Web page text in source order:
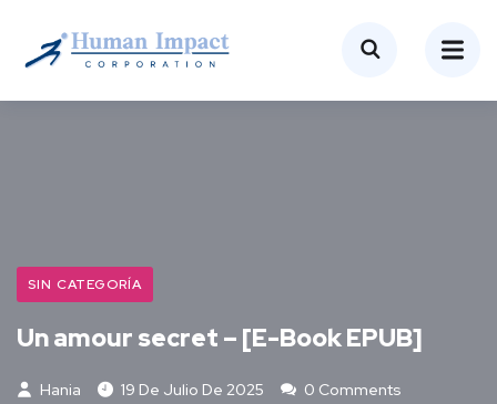
SIN CATEGORÍA
Un amour secret – [E-Book EPUB]
Hania 19 De Julio De 2025
0 Comments